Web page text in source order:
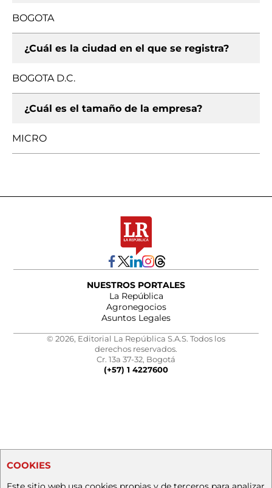
BOGOTA
¿Cuál es la ciudad en el que se registra?
BOGOTA D.C.
¿Cuál es el tamaño de la empresa?
MICRO
NUESTROS PORTALES
La República
Agronegocios
Asuntos Legales
© 2026, Editorial La República S.A.S. Todos los
derechos reservados.
Cr. 13a 37-32, Bogotá
(+57) 1 4227600
COOKIES